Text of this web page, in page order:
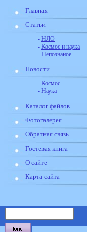
Главная
Статьи
- НЛО
- Космос и наука
- Непознаное
Новости
- Космос
- Наука
Каталог файлов
Фотогалерея
Обратная связь
Гостевая книга
О сайте
Карта сайта